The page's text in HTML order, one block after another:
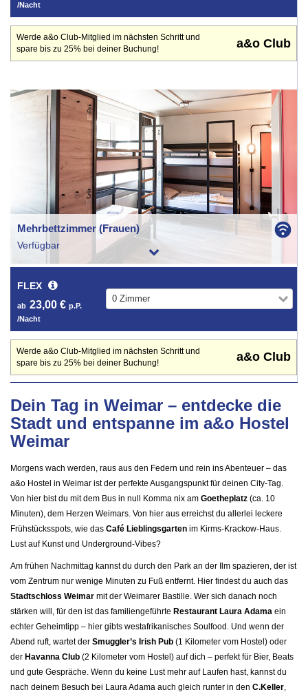
/Nacht
Werde a&o Club-Mitglied im nächsten Schritt und
spare bis zu 25% bei deiner Buchung!
a&o Club
Mehrbettzimmer (Frauen)
Verfügbar
FLEX
ab 23,00 € p.P.
/Nacht
0 Zimmer
Werde a&o Club-Mitglied im nächsten Schritt und
spare bis zu 25% bei deiner Buchung!
a&o Club
Dein Tag in Weimar – entdecke die
Stadt und entspanne im a&o Hostel
Weimar
Morgens wach werden, raus aus den Federn und rein ins Abenteuer – das
a&o Hostel in Weimar ist der perfekte Ausgangspunkt für deinen City-Tag.
Von hier bist du mit dem Bus in null Komma nix am Goetheplatz (ca. 10
Minuten), dem Herzen Weimars. Von hier aus erreichst du allerlei leckere
Frühstücksspots, wie das Café Lieblingsgarten im Kirms-Krackow-Haus.
Lust auf Kunst und Underground-Vibes?
Am frühen Nachmittag kannst du durch den Park an der Ilm spazieren, der ist
vom Zentrum nur wenige Minuten zu Fuß entfernt. Hier findest du auch das
Stadtschloss Weimar mit der Weimarer Bastille. Wer sich danach noch
stärken will, für den ist das familiengeführte Restaurant Laura Adama ein
echter Geheimtipp – hier gibts westafrikanisches Soulfood. Und wenn der
Abend ruft, wartet der Smuggler’s Irish Pub (1 Kilometer vom Hostel) oder
der Havanna Club (2 Kilometer vom Hostel) auf dich – perfekt für Bier, Beats
und gute Gespräche. Wenn du keine Lust mehr auf Laufen hast, kannst du
nach deinem Besuch bei Laura Adama auch gleich runter in den C.Keller,